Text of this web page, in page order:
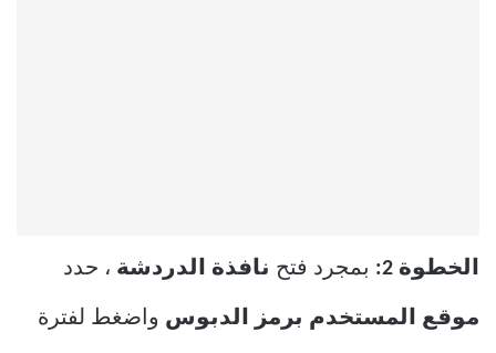
الخطوة 2: بمجرد فتح نافذة الدردشة ، حدد
موقع المستخدم برمز الدبوس واضغط لفترة